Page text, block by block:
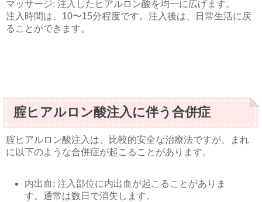
マッサージ: 注入したヒアルロン酸を均一に広げます。
注入時間は、10〜15分程度です。注入後は、日常生活に戻
ることができます。
腟ヒアルロン酸注入に伴う合併症
腟ヒアルロン酸注入は、比較的安全な治療法ですが、まれ
に以下のような合併症が起こることがあります。
内出血: 注入部位に内出血が起こることがありま
す。通常は数日で消失します。